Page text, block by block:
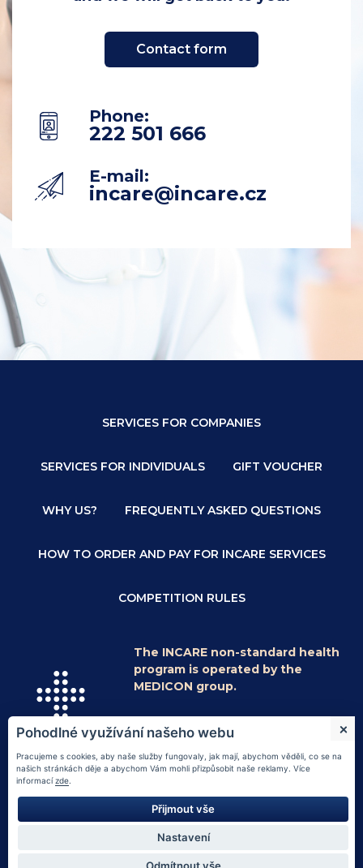
Contact form
Phone:
222 501 666
E-mail:
incare@incare.cz
SERVICES FOR COMPANIES
SERVICES FOR INDIVIDUALS GIFT VOUCHER
WHY US? FREQUENTLY ASKED QUESTIONS
HOW TO ORDER AND PAY FOR INCARE SERVICES
COMPETITION RULES
The INCARE non-standard health
program is operated by the
MEDICON group.
© 2026Medicon a.s. | Information on
processing of personal data
náměty a stížnosti |Nastavení cookies
Web designed by Tom Atom
Stay in touch with us
Pohodlné využívání našeho webu
Pracujeme s cookies, aby naše služby fungovaly, jak mají, abychom věděli, co se na
našich stránkách děje a abychom Vám mohli přizpůsobit naše reklamy. Více
informacízde
Přijmout vše
Nastavení